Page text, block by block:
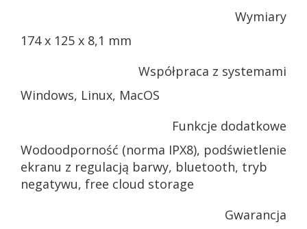
Wymiary
174 x 125 x 8,1 mm
Współpraca z systemami
Windows, Linux, MacOS
Funkcje dodatkowe
Wodoodporność (norma IPX8), podświetlenie
ekranu z regulacją barwy, bluetooth, tryb
negatywu, free cloud storage
Gwarancja